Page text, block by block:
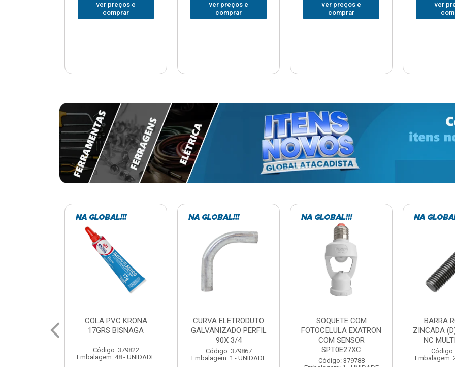
ver preços e
comprar
ver preços e
comprar
ver preços e
comprar
ver
CURVA ELETRODUTO
GALVANIZADO PERFIL
Código: 379867
Embalagem: 1 - UNIDADE
SOQUETE COM
FOTOCELULA EXATRON
COM SENSOR
SPT0E27XC
Código: 379788
BARRA ROSCADA
ZINCADA (D) 5/16”X1MT
NC MULTIBARRAS
Código: 379806
Embalagem: 20 - UNIDADE
JOMARCA
Embalagem: